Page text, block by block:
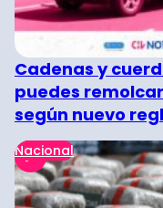
Cadenas y
puedes
según nuevo
Nacional